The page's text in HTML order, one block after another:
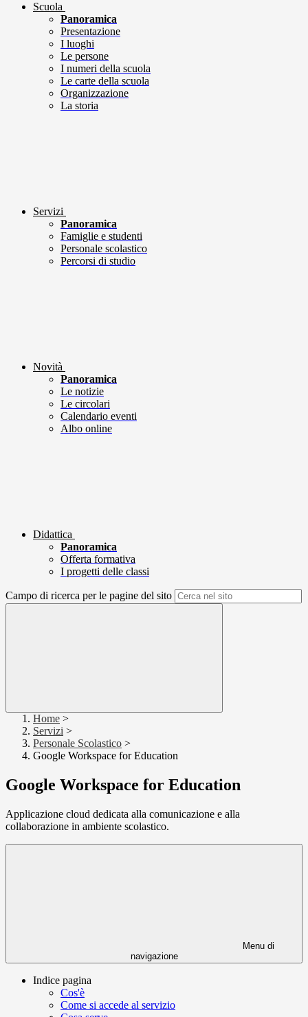
Scuola
Panoramica
Presentazione
I luoghi
Le persone
I numeri della scuola
Le carte della scuola
Organizzazione
La storia
Servizi
Panoramica
Famiglie e studenti
Personale scolastico
Percorsi di studio
Novità
Panoramica
Le notizie
Le circolari
Calendario eventi
Albo online
Didattica
Panoramica
Offerta formativa
I progetti delle classi
Campo di ricerca per le pagine del sito
Home >
Servizi >
Personale Scolastico >
Google Workspace for Education
Google Workspace for Education
Applicazione cloud dedicata alla comunicazione e alla
collaborazione in ambiente scolastico.
Menu di
navigazione
Indice pagina
Cos'è
Come si accede al servizio